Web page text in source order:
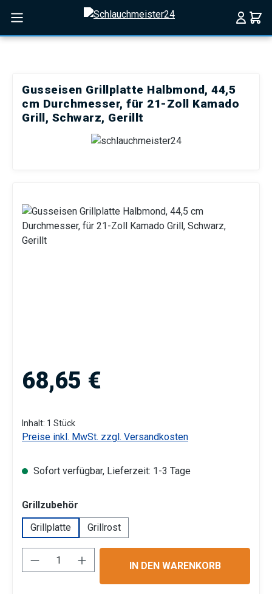
Zum Hauptinhalt springen
Gusseisen Grillplatte Halbmond, 44,5
cm Durchmesser, für 21-Zoll Kamado
Grill, Schwarz, Gerillt
Regulärer Preis:
68,65 €
Inhalt: 1 Stück
Preise inkl. MwSt. zzgl. Versandkosten
Sofort verfügbar, Lieferzeit: 1-3 Tage
Grillzubehör
Grillplatte
Grillrost
Produkt Anzahl: Gib den gewünschten
IN DEN WARENKORB